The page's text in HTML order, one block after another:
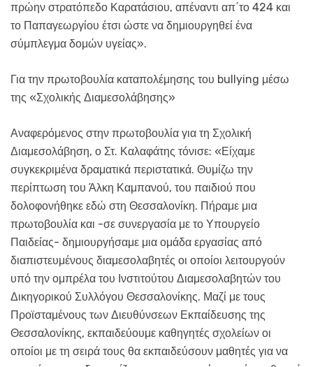
πρώην στρατόπεδο Καρατάσιου, απέναντι απ΄το 424 και
το Παπαγεωργίου έτσι ώστε να δημιουργηθεί ένα
σύμπλεγμα δομών υγείας».
Για την πρωτοβουλία καταπολέμησης του bullying μέσω
της «Σχολικής Διαμεσολάβησης»
Αναφερόμενος στην πρωτοβουλία για τη Σχολική
Διαμεσολάβηση, ο Στ. Καλαφάτης τόνισε: «Είχαμε
συγκεκριμένα δραματικά περιστατικά. Θυμίζω την
περίπτωση του Άλκη Καμπανού, του παιδιού που
δολοφονήθηκε εδώ στη Θεσσαλονίκη. Πήραμε μια
πρωτοβουλία και -σε συνεργασία με το Υπουργείο
Παιδείας- δημιουργήσαμε μια ομάδα εργασίας από
διαπιστευμένους διαμεσολαβητές οι οποίοι λειτουργούν
υπό την ομπρέλα του Ινστιτούτου Διαμεσολαβητών του
Δικηγορικού Συλλόγου Θεσσαλονίκης. Μαζί με τους
Προϊσταμένους των Διευθύνσεων Εκπαίδευσης της
Θεσσαλονίκης, εκπαιδεύουμε καθηγητές σχολείων οι
οποίοι με τη σειρά τους θα εκπαιδεύσουν μαθητές για να